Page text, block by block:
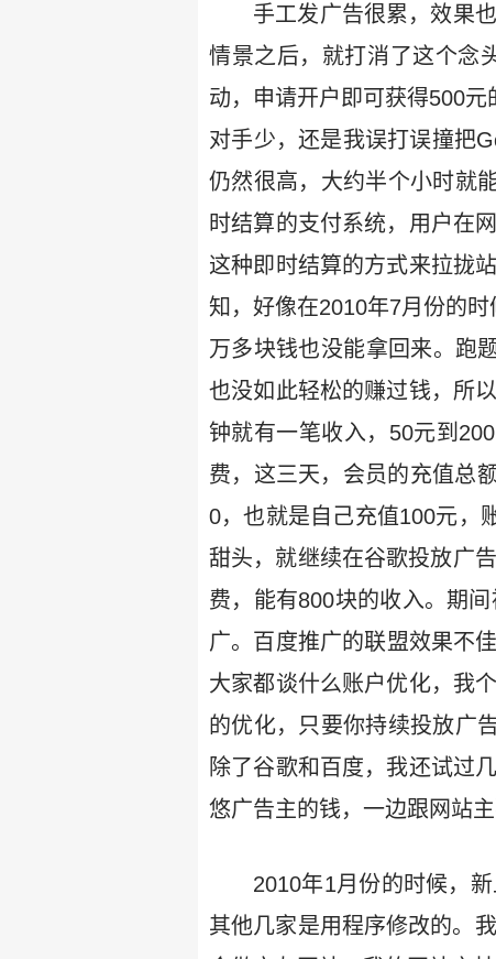
手工发广告很累，效果
情景之后，就打消了这个念
动，申请开户即可获得500
对手少，还是我误打误撞把
仍然很高，大约半个小时就
时结算的支付系统，用户在
这种即时结算的方式来拉拢
知，好像在2010年7月份的
万多块钱也没能拿回来。跑
也没如此轻松的赚过钱，所
钟就有一笔收入，50元到
费，这三天，会员的充值总
0，也就是自己充值100元，
甜头，就继续在谷歌投放广
费，能有800块的收入。期
广。百度推广的联盟效果不
大家都谈什么账户优化，我
的优化，只要你持续投放广
除了谷歌和百度，我还试过
悠广告主的钱，一边跟网站
2010年1月份的时候，
其他几家是用程序修改的。